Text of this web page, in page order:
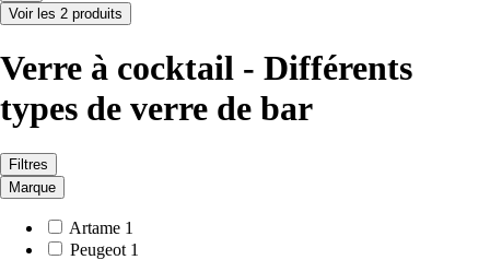
Voir les 2 produits
Verre à cocktail - Différents
types de verre de bar
Filtres
Marque
Artame 1
Peugeot 1